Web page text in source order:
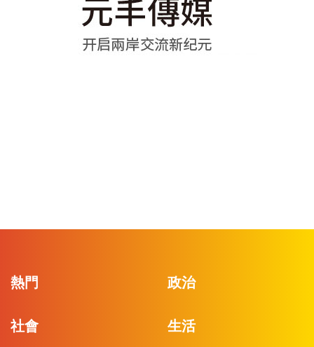
熱門 政治
社會 生活